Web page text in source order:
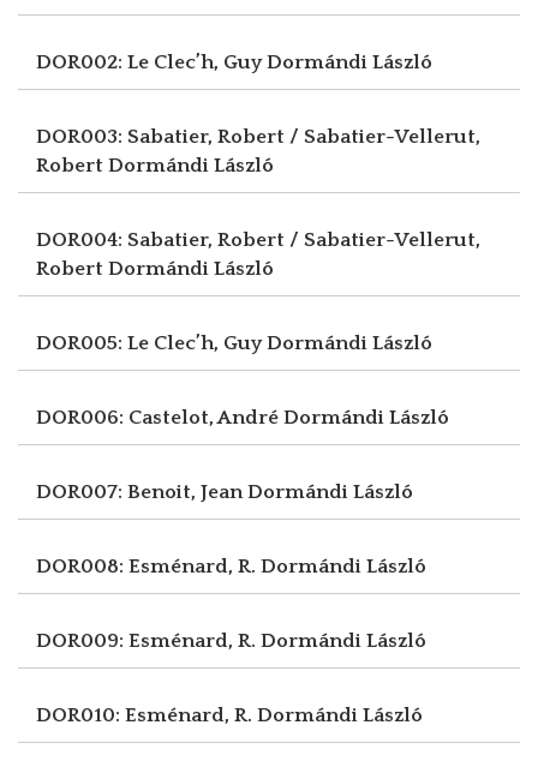
DOR002: Le Clec’h, GuyDormándi László
DOR003: Sabatier, Robert / Sabatier-Vellerut,
Robert Dormándi László
DOR004: Sabatier, Robert / Sabatier-Vellerut,
Robert Dormándi László
DOR005: Le Clec’h, GuyDormándi László
DOR006: Castelot, André Dormándi László
DOR007: Benoit, JeanDormándi László
DOR008: Esménard, R. Dormándi László
DOR009: Esménard, R. Dormándi László
DOR010: Esménard, R. Dormándi László